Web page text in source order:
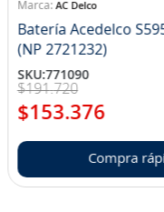
AC Delco
Batería Acedelco
(NP 2721232)
SKU:771090
$191.720
$153.376
Compra